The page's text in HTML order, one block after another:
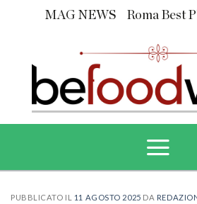
MAG NEWS Roma Best
PUBBLICATO IL 11 AGOSTO 2025 DA